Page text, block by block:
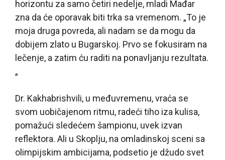
horizontu za samo četiri nedelje, mladi Mađar
zna da će oporavak biti trka sa vremenom. „To je
moja druga povreda, ali nadam se da mogu da
dobijem zlato u Bugarskoj. Prvo se fokusiram na
lečenje, a zatim ću raditi na ponavljanju rezultata.
„
Dr. Kakhabrishvili, u međuvremenu, vraća se
svom uobičajenom ritmu, radeći tiho iza kulisa,
pomažući sledećem šampionu, uvek izvan
reflektora. Ali u Skoplju, na omladinskoj sceni sa
olimpijskim ambicijama, podsetio je džudo svet